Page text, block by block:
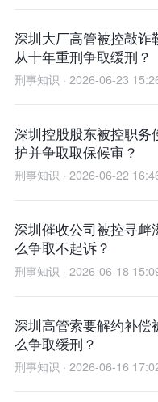
深圳大厂高管被控敲诈
从十年重刑争取缓刑？
刑事知识 · 2026-06-23
深圳控股股东被控职
护并争取取保候审？
刑事知识 · 2026-06-22
深圳催收公司被控寻衅
么争取不起诉？
刑事知识 · 2026-06-18
深圳高管索要解约补偿
么争取缓刑？
刑事知识 · 2026-06-16